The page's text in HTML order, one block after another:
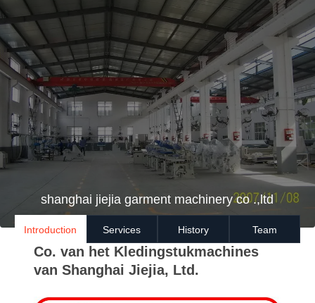
shanghai jiejia garment machinery co .,ltd
Introduction Services History Team
Co. van het Kledingstukmachines
van Shanghai Jiejia, Ltd.